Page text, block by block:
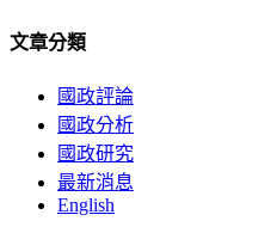
文章分類
國政評論
國政分析
國政研究
最新消息
English